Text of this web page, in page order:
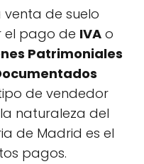
venta de suelo
el pago de IVA o
Patrimoniales
de vendedor
naturaleza del
de Madrid es el
pagos.